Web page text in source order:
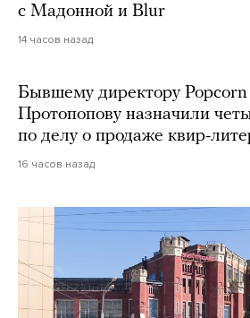
с Мадонной и Blur
14 часов назад
Бывшему директору
Протопопову назначили
по делу о продаже квир-
16 часов назад